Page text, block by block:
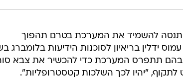
תנסה להשמיד את המערכת בטרם תהפוך
ידלין בריאיון לסוכנות הידיעות בלומברג
שבהם תתפרס המערכת כדי להכשיר את צבא
"יהיו לכך השלכות קטסטרופליות".